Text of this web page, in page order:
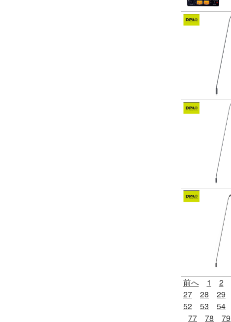
前へ 1 2
27
28 29
52
53 54
77
78 79